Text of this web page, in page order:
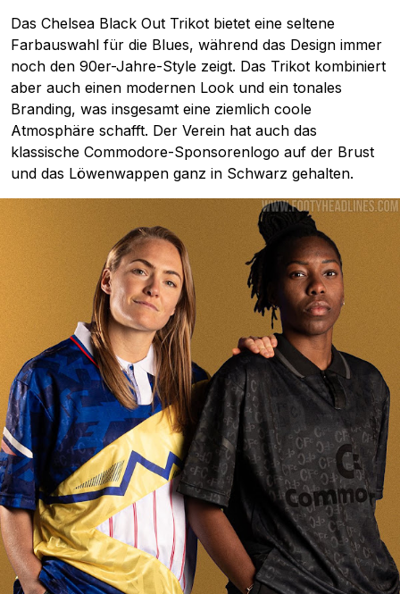
Das Chelsea Black Out Trikot bietet eine seltene
Farbauswahl für die Blues, während das Design immer
noch den 90er-Jahre-Style zeigt. Das Trikot kombiniert
aber auch einen modernen Look und ein tonales
Branding, was insgesamt eine ziemlich coole
Atmosphäre schafft. Der Verein hat auch das
klassische Commodore-Sponsorenlogo auf der Brust
und das Löwenwappen ganz in Schwarz gehalten.